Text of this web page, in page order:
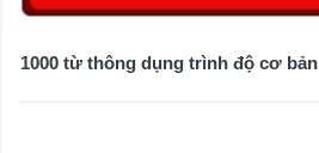
1000 từ thông dụng trình độ cơ bản